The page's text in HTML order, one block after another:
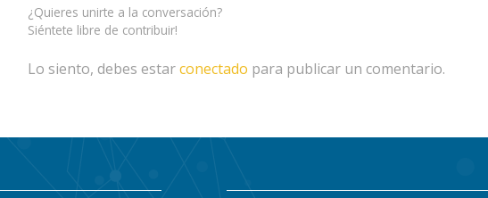
¿Quieres unirte a la conversación?
Siéntete libre de contribuir!
Lo siento, debes estarconectado para publicar un comentario.